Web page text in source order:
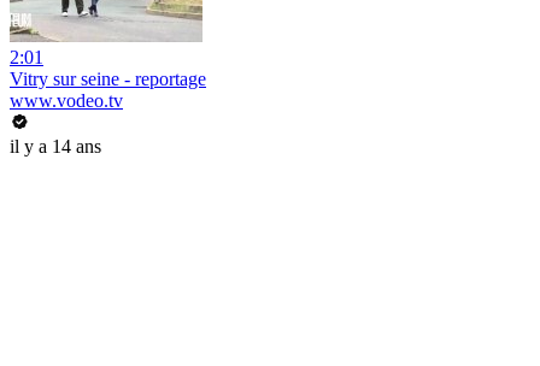
2:01
Vitry sur seine - reportage
www.vodeo.tv
il y a 14 ans